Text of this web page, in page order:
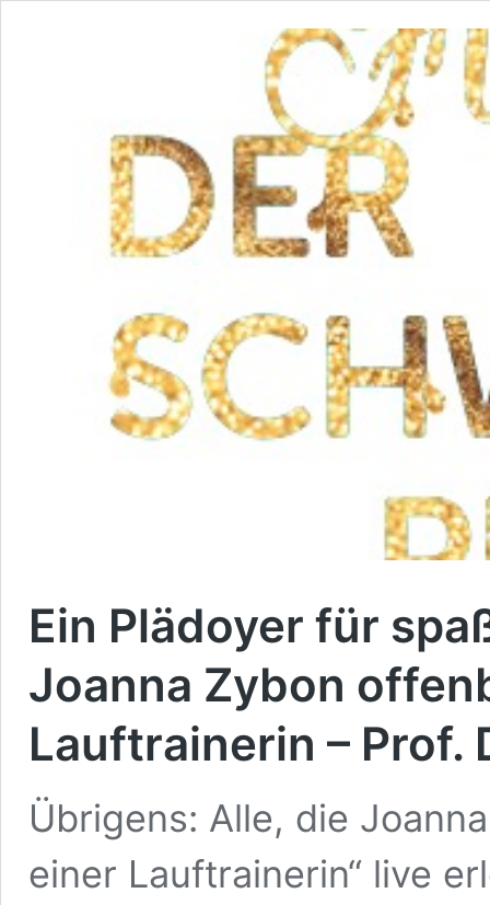
Ein Plädoyer für
Joanna Zybon
Lauftrainerin – Prof.
Übrigens: Alle, die
einer Lauftrainerin“ live